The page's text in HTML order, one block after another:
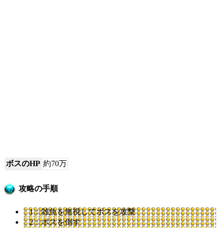
ボスのHP 約70万
攻略の手順
1：雑魚を無視してボスを攻撃
2：ボスを倒す